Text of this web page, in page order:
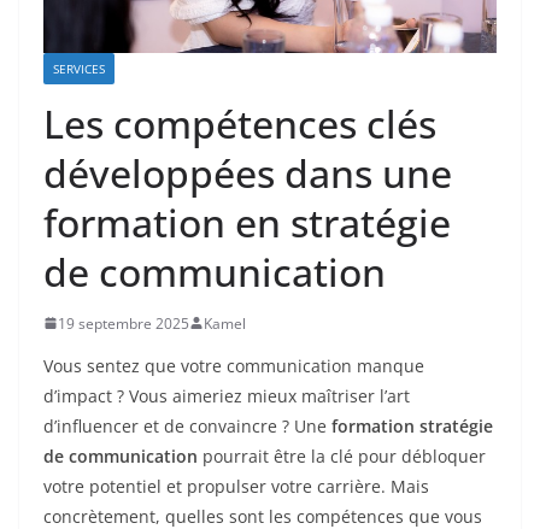
SERVICES
Les compétences clés
développées dans une
formation en stratégie
de communication
19 septembre 2025 Kamel
Vous sentez que votre communication manque
d’impact ? Vous aimeriez mieux maîtriser l’art
d’influencer et de convaincre ? Une formation stratégie
de communication pourrait être la clé pour débloquer
votre potentiel et propulser votre carrière. Mais
concrètement, quelles sont les compétences que vous